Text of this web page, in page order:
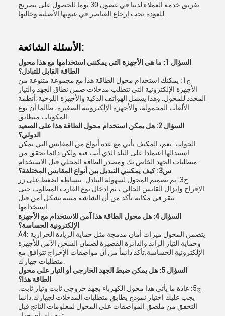
بفريق خدمة العملاء لدينا في غضون 30 يوما للحصول على تصريح
الأسئلة الشائعة:
السؤال 1: ما هي الأجهزة التي يمكنني استخدامها مع هذا محول
الطاقة القابل للتبادل؟
ج1: يمكنك استخدام محول الطاقة هذا مع مجموعة متنوعة من
الأجهزة الإلكترونية التي تتطلب مدخلات ضمن نطاق الجهد والتيار
المحدد للمحول. وهذا يشمل الهواتف الذكية والأجهزة اللوحية،أنظمة
الألعاب المحمولة، والأجهزة الإلكترونية الصغيرة، طالما أن نوع
السؤال 2: هل يمكن استخدام محول الطاقة هذا على الصعيد
الدولي؟
الجواب: نعم، المكيف يأتي مع عدة أنواع من المقابس التي يمكن
استبدالها اعتمادا على البلد الذي أنت فيه.ولكن دائما تحقق من
س3: كيف يمكنني التبديل بين أنواع المقابس المختلفة؟
ج3: تم تصميم المحول لسهولة التبادل. ببساطة اضغط على زر
الإفراج وإنزال القابس الحالي ، ثم إدخال نوع القارب المطلوب حتى
ينقر في مكانه.تأكد من أن الشاشة مثبتة بشكل آمن قبل
السؤال 4: هل محول الطاقة هذا آمن للاستخدام مع الأجهزة
الإلكترونية الحساسة؟
A4: يتضمن المحول ميزات أمان مدمجة مثل حماية الزيادة الحرارية
وحماية التيار الزائد والدائرة القصيرة لضمان الشحن الآمن للأجهزة
الإلكترونية الحساسة.تأكد دائماً من أن مواصفات الإخراج تتوافق مع
السؤال 5: هل يمكن ضبط الجهد الخارجي أو التيار على محول
الطاقة هذا؟
ج5: عادة ما يأتي هذا محول الكهرباء بجهد خروجي ثابت وتيار ثابت.
يجب عليك اختيار نموذج يطابق متطلبات المدخلات لجهازك.دائما
التحقق من ملصق المواصفات على المحول لمعلومات الناتج قبل